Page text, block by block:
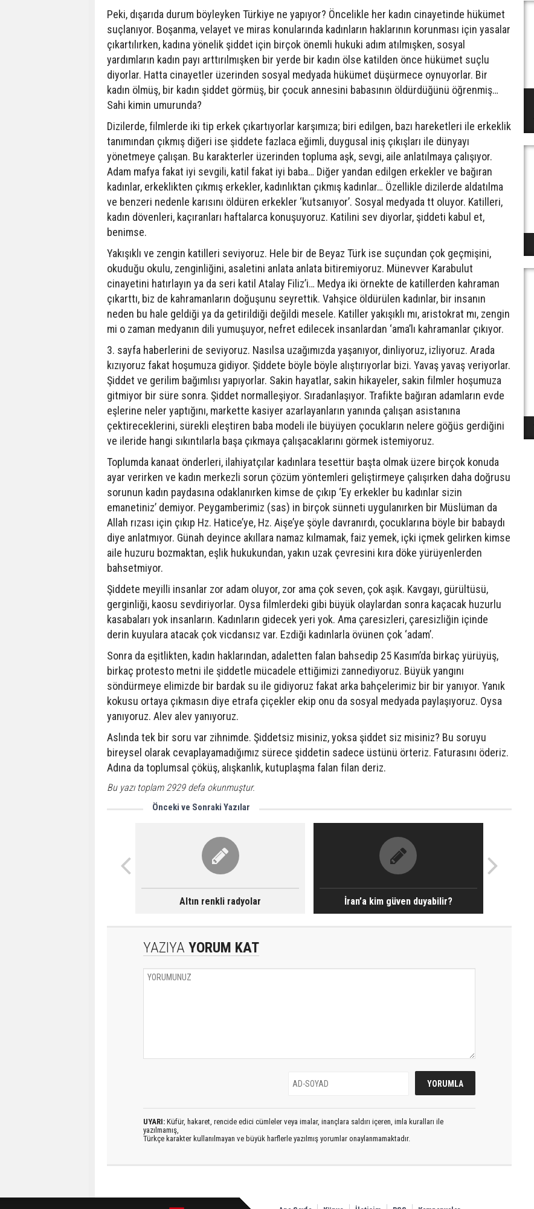
Peki, dışarıda durum böyleyken Türkiye ne yapıyor? Öncelikle her kadın cinayetinde hükümet
suçlanıyor. Boşanma, velayet ve miras konularında kadınların haklarının korunması için yasalar
çıkartılırken, kadına yönelik şiddet için birçok önemli hukuki adım atılmışken, sosyal
yardımların kadın payı arttırılmışken bir yerde bir kadın ölse katilden önce hükümet suçlu
diyorlar. Hatta cinayetler üzerinden sosyal medyada hükümet düşürmece oynuyorlar. Bir
kadın ölmüş, bir kadın şiddet görmüş, bir çocuk annesini babasının öldürdüğünü öğrenmiş…
Sahi kimin umurunda?
Dizilerde, filmlerde iki tip erkek çıkartıyorlar karşımıza; biri edilgen, bazı hareketleri ile erkeklik
tanımından çıkmış diğeri ise şiddete fazlaca eğimli, duygusal iniş çıkışları ile dünyayı
yönetmeye çalışan. Bu karakterler üzerinden topluma aşk, sevgi, aile anlatılmaya çalışıyor.
Adam mafya fakat iyi sevgili, katil fakat iyi baba… Diğer yandan edilgen erkekler ve bağıran
kadınlar, erkeklikten çıkmış erkekler, kadınlıktan çıkmış kadınlar… Özellikle dizilerde aldatılma
ve benzeri nedenle karısını öldüren erkekler ‘kutsanıyor’. Sosyal medyada tt oluyor. Katilleri,
kadın dövenleri, kaçıranları haftalarca konuşuyoruz. Katilini sev diyorlar, şiddeti kabul et,
benimse.
Yakışıklı ve zengin katilleri seviyoruz. Hele bir de Beyaz Türk ise suçundan çok geçmişini,
okuduğu okulu, zenginliğini, asaletini anlata anlata bitiremiyoruz. Münevver Karabulut
cinayetini hatırlayın ya da seri katil Atalay Filiz’i… Medya iki örnekte de katillerden kahraman
çıkarttı, biz de kahramanların doğuşunu seyrettik. Vahşice öldürülen kadınlar, bir insanın
neden bu hale geldiği ya da getirildiği değildi mesele. Katiller yakışıklı mı, aristokrat mı, zengin
mi o zaman medyanın dili yumuşuyor, nefret edilecek insanlardan ‘ama’lı kahramanlar çıkıyor.
3. sayfa haberlerini de seviyoruz. Nasılsa uzağımızda yaşanıyor, dinliyoruz, izliyoruz. Arada
kızıyoruz fakat hoşumuza gidiyor. Şiddete böyle böyle alıştırıyorlar bizi. Yavaş yavaş veriyorlar.
Şiddet ve gerilim bağımlısı yapıyorlar. Sakin hayatlar, sakin hikayeler, sakin filmler hoşumuza
gitmiyor bir süre sonra. Şiddet normalleşiyor. Sıradanlaşıyor. Trafikte bağıran adamların evde
eşlerine neler yaptığını, markette kasiyer azarlayanların yanında çalışan asistanına
çektireceklerini, sürekli eleştiren baba modeli ile büyüyen çocukların nelere göğüs gerdiğini
ve ileride hangi sıkıntılarla başa çıkmaya çalışacaklarını görmek istemiyoruz.
Toplumda kanaat önderleri, ilahiyatçılar kadınlara tesettür başta olmak üzere birçok konuda
ayar verirken ve kadın merkezli sorun çözüm yöntemleri geliştirmeye çalışırken daha doğrusu
sorunun kadın paydasına odaklanırken kimse de çıkıp ‘Ey erkekler bu kadınlar sizin
emanetiniz’ demiyor. Peygamberimiz (sas) in birçok sünneti uygulanırken bir Müslüman da
Allah rızası için çıkıp Hz. Hatice’ye, Hz. Aişe’ye şöyle davranırdı, çocuklarına böyle bir babaydı
diye anlatmıyor. Günah deyince akıllara namaz kılmamak, faiz yemek, içki içmek gelirken kimse
aile huzuru bozmaktan, eşlik hukukundan, yakın uzak çevresini kıra döke yürüyenlerden
bahsetmiyor.
Şiddete meyilli insanlar zor adam oluyor, zor ama çok seven, çok aşık. Kavgayı, gürültüsü,
gerginliği, kaosu sevdiriyorlar. Oysa filmlerdeki gibi büyük olaylardan sonra kaçacak huzurlu
kasabaları yok insanların. Kadınların gidecek yeri yok. Ama çaresizleri, çaresizliğin içinde
derin kuyulara atacak çok vicdansız var. Ezdiği kadınlarla övünen çok ‘adam’.
Sonra da eşitlikten, kadın haklarından, adaletten falan bahsedip 25 Kasım’da birkaç yürüyüş,
birkaç protesto metni ile şiddetle mücadele ettiğimizi zannediyoruz. Büyük yangını
söndürmeye elimizde bir bardak su ile gidiyoruz fakat arka bahçelerimiz bir bir yanıyor. Yanık
kokusu ortaya çıkmasın diye etrafa çiçekler ekip onu da sosyal medyada paylaşıyoruz. Oysa
yanıyoruz. Alev alev yanıyoruz.
Aslında tek bir soru var zihnimde. Şiddetsiz misiniz, yoksa şiddet siz misiniz? Bu soruyu
bireysel olarak cevaplayamadığımız sürece şiddetin sadece üstünü örteriz. Faturasını öderiz.
Adına da toplumsal çöküş, alışkanlık, kutuplaşma falan filan deriz.
Bu yazı toplam 2929 defa okunmuştur.
Önceki ve Sonraki Yazılar
Altın renkli radyolar İran’a kim güven duyabilir?
YAZIYA YORUM KAT
UYARI: Küfür, hakaret, rencide edici cümleler veya imalar, inançlara saldırı içeren, imla kuralları ile
yazılmamış,
Türkçe karakter kullanılmayan ve büyük harflerle yazılmış yorumlar onaylanmamaktadır.